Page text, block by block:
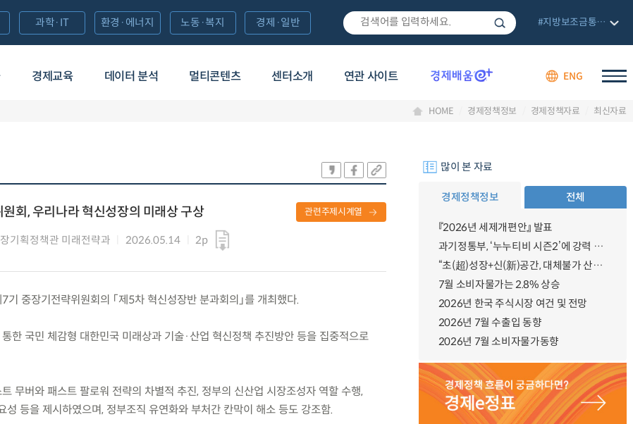
경제교육 데이터 분석 멀티콘텐츠 센터소개 연관 사이트 ENG
과학·IT 환경·에너지 노동·복지 경제·일반 #지방보조금통합관리망
HOME 경제정책정보 경제정책자료 최신자료
회, 우리나라 혁신성장의 미래상 구상
기획정책관 미래전략과 2026.05.14 2p
관련주제시계열
중장기전략위원회의 「제5차 혁신성장반 분과회의」를 개최했다.
한 국민 체감형 대한민국 미래상과 기술·산업 혁신정책 추진방안 등을 집중적으로
무버와 패스트 팔로워 전략의 차별적 추진, 정부의 신산업 시장조성자 역할 수행,
성 등을 제시하였으며, 정부조직 유연화와 부처간 칸막이 해소 등도 강조함.
많이 본 자료
경제정책정보 전체
『2026년 세제개편안』 발표
과기정통부, ‘누누티비 시즌2’에 강력 대응 의지 밝혀
“초(超)성장+신(新)공간, 대체불가 산업강국”
7월 소비자물가는 2.8% 상승
2026년 한국 주식시장 여건 및 전망
2026년 7월 수출입 동향
2026년 7월 소비자물가동향